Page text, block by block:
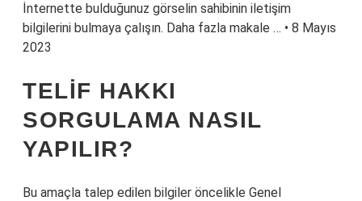
İnternette bulduğunuz görselin sahibinin iletişim
bilgilerini bulmaya çalışın. Daha fazla makale … • 8 Mayıs
2023
TELIF HAKKI
SORGULAMA NASIL
YAPILIR?
Bu amaçla talep edilen bilgiler öncelikle Genel